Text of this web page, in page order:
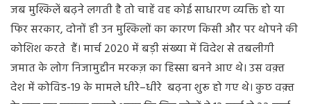
जबमुश्किलेंबढ़नेलगतीहैतोचाहेंवहकोईसाधारणव्यक्तिहोया
फिरसरकार,दोनोंहीउनमुश्किलोंकाकारणकिसीऔरपरथोपनेकी
कोशिशकरते हैं।मार्च2020मेंबड़ीसंख्यामेंविदेशसेतबलीगी
जमातकेलोगनिजामुद्दीनमरकज़काहिस्साबननेआएथे।उसवक़्त
देशमेंकोविड-19केमामलेधीरे–धीरे बढ़नाशुरूहोगएथे।कुछवक़्त